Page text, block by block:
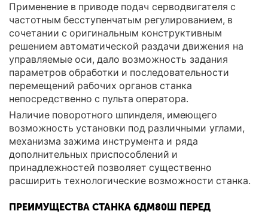
Применение в приводе подач серводвигателя с
частотным бесступенчатым регулированием, в
сочетании с оригинальным конструктивным
решением автоматической раздачи движения на
управляемые оси, дало возможность задания
параметров обработки и последовательности
перемещений рабочих органов станка
непосредственно с пульта оператора.
Наличие поворотного шпинделя, имеющего
возможность установки под различными углами,
механизма зажима инструмента и ряда
дополнительных приспособлений и
принадлежностей позволяет существенно
расширить технологические возможности станка.
ПРЕИМУЩЕСТВА СТАНКА 6ДМ80Ш ПЕРЕД